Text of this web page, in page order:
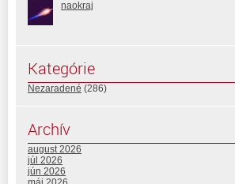
naokraj
Kategórie
Nezaradené (286)
Archív
august 2026
júl 2026
jún 2026